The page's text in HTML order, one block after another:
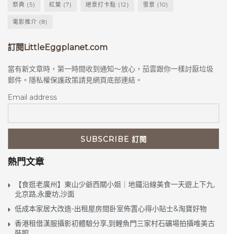
永慶坊、越秀.栖枟、东山.博园於即日至2019年舉辦李
瑞然的攝影展覽，展出多張珍貴作品。
致敬李瑞然！300张旧照片 “然.起”你的广州记
忆！
西關的老廣美食
祭典 (5) 紅葉 (7) 絕景打卡點 (12) 雪景 (10)
電影推介 (8)
訂閱LittleEggplanet.com
當有新文章時，第一時間收到通知～放心，茄雲跟你一樣討厭垃圾
郵件。隱私權保護政策請見網頁底部連結。
Email address
熱門文章
【食逛老廣州】東山少爺西關小姐｜地鐵沿線美食一天遊上下九,
北京路,永慶坊,沙面
低成本家居大改造-出租屋房間卧室佈置心得小貼士&淘寶好物
香港租借漢服攝影初體驗分享,到鯉魚門三家村石礦場拍攝唯美古